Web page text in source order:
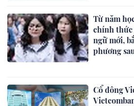
Từ năm
chính thức
ngữ mới,
phương
Cổ đông